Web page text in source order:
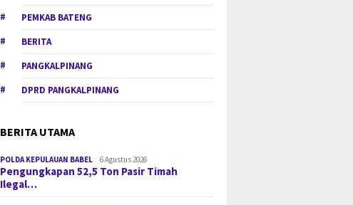
PEMKAB BATENG
BERITA
PANGKALPINANG
DPRD PANGKALPINANG
BERITA UTAMA
POLDA KEPULAUAN BABEL 6 Agustus 2026
Pengungkapan 52,5 Ton Pasir Timah
Ilegal…